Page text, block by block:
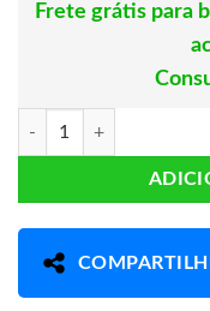
Frete grátis para
AGUA MARIZA COM